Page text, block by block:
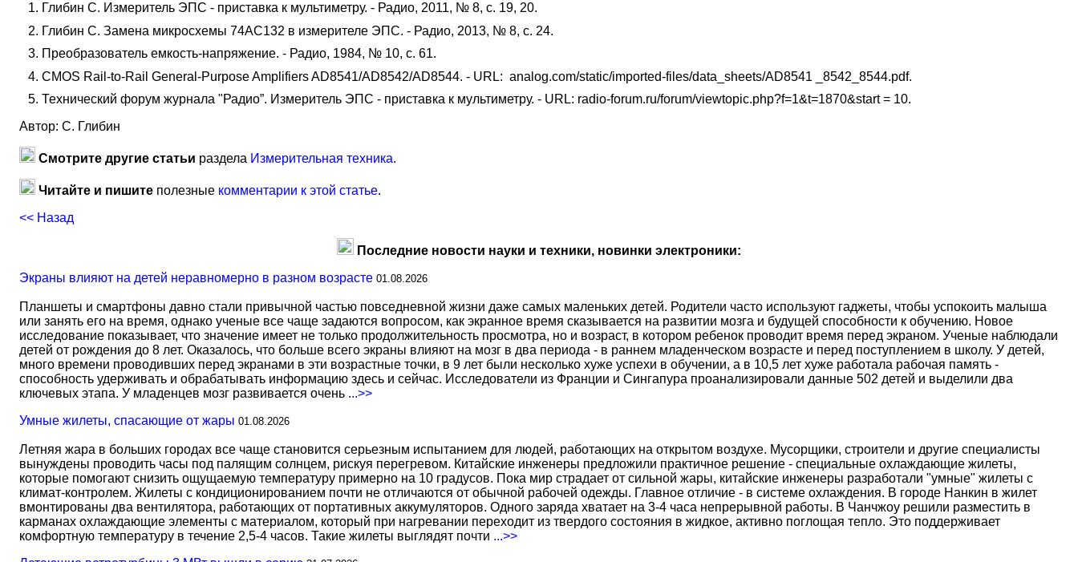
Глибин С. Измеритель ЭПС - приставка к мультиметру. - Радио, 2011, № 8, с. 19, 20.
Глибин С. Замена микросхемы 74АС132 в измерителе ЭПС. - Радио, 2013, № 8, с. 24.
Преобразователь емкость-напряжение. - Радио, 1984, № 10, с. 61.
CMOS Rail-to-Rail General-Purpose Amplifiers AD8541/AD8542/AD8544. - URL: analog.com/static/imported-files/data_sheets/AD8541 _8542_8544.pdf.
Технический форум журнала "Радио”. Измеритель ЭПС - приставка к мультиметру. - URL: radio-forum.ru/forum/viewtopic.php?f=1&t=1870&start = 10.
Автор: С. Глибин
Смотрите другие статьи раздела Измерительная техника.
Читайте и пишите полезные комментарии к этой статье.
<< Назад
Последние новости науки и техники, новинки электроники:
Экраны влияют на детей неравномерно в разном возрасте 01.08.2026
Планшеты и смартфоны давно стали привычной частью повседневной жизни даже самых маленьких детей. Родители часто используют гаджеты, чтобы успокоить малыша
или занять его на время, однако ученые все чаще задаются вопросом, как экранное время сказывается на развитии мозга и будущей способности к обучению. Новое
исследование показывает, что значение имеет не только продолжительность просмотра, но и возраст, в котором ребенок проводит время перед экраном. Ученые наблюдали
детей от рождения до 8 лет. Оказалось, что больше всего экраны влияют на мозг в два периода - в раннем младенческом возрасте и перед поступлением в школу. У детей,
много времени проводивших перед экранами в эти возрастные точки, в 9 лет были несколько хуже успехи в обучении, а в 10,5 лет хуже работала рабочая память -
способность удерживать и обрабатывать информацию здесь и сейчас. Исследователи из Франции и Сингапура проанализировали данные 502 детей и выделили два
ключевых этапа. У младенцев мозг развивается очень ...>>
Умные жилеты, спасающие от жары 01.08.2026
Летняя жара в больших городах все чаще становится серьезным испытанием для людей, работающих на открытом воздухе. Мусорщики, строители и другие специалисты
вынуждены проводить часы под палящим солнцем, рискуя перегревом. Китайские инженеры предложили практичное решение - специальные охлаждающие жилеты,
которые помогают снизить ощущаемую температуру примерно на 10 градусов. Пока мир страдает от сильной жары, китайские инженеры разработали "умные" жилеты с
климат-контролем. Жилеты с кондиционированием почти не отличаются от обычной рабочей одежды. Главное отличие - в системе охлаждения. В городе Нанкин в жилет
вмонтированы два вентилятора, работающих от портативных аккумуляторов. Одного заряда хватает на 3-4 часа непрерывной работы. В Чанчжоу решили разместить в
карманах охлаждающие элементы с материалом, который при нагревании переходит из твердого состояния в жидкое, активно поглощая тепло. Это поддерживает
комфортную температуру в течение 2,5-4 часов. Такие жилеты выглядят почти ...>>